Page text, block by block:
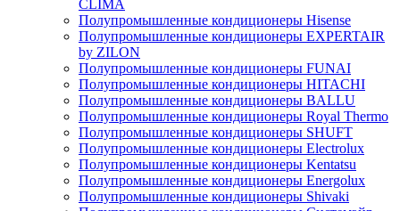
CLIMA
Полупромышленные кондиционеры Hisense
Полупромышленные кондиционеры EXPERTAIR
by ZILON
Полупромышленные кондиционеры FUNAI
Полупромышленные кондиционеры HITACHI
Полупромышленные кондиционеры BALLU
Полупромышленные кондиционеры Royal Thermo
Полупромышленные кондиционеры SHUFT
Полупромышленные кондиционеры Electrolux
Полупромышленные кондиционеры Kentatsu
Полупромышленные кондиционеры Energolux
Полупромышленные кондиционеры Shivaki